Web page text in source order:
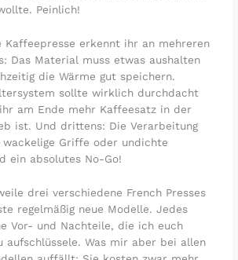
Peinlich!
Kaffeepresse erkennt ihr an mehreren
Das Material muss etwas aushalten
die Wärme gut speichern.
sollte wirklich durchdacht
am Ende mehr Kaffeesatz in der
ist. Und drittens: Die Verarbeitung
Griffe oder undichte
ein absolutes No-Go!
drei verschiedene French Presses
regelmäßig neue Modelle. Jedes
Vor- und Nachteile, die ich euch
aufschlüssele. Was mir aber bei allen